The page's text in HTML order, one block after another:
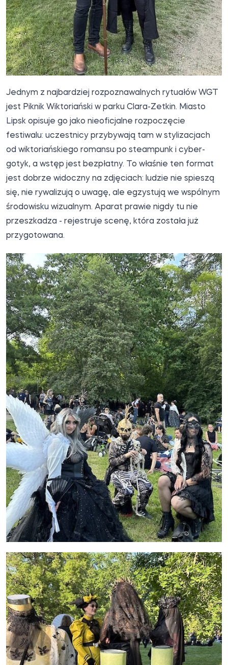
Jednym z najbardziej rozpoznawalnych rytuałów WGT
jest Piknik Wiktoriański w parku Clara-Zetkin. Miasto
Lipsk opisuje go jako nieoficjalne rozpoczęcie
festiwalu: uczestnicy przybywają tam w stylizacjach
od wiktoriańskiego romansu po steampunk i cyber-
gotyk, a wstęp jest bezpłatny. To właśnie ten format
jest dobrze widoczny na zdjęciach: ludzie nie spieszą
się, nie rywalizują o uwagę, ale egzystują we wspólnym
środowisku wizualnym. Aparat prawie nigdy tu nie
przeszkadza - rejestruje scenę, która została już
przygotowana.